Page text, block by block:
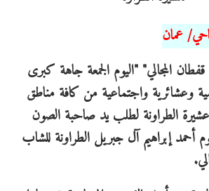
عمان
المجالي" "اليوم الجمعة جاهة كبرى
وعشائرية واجتماعية من كافة مناطق
الطراونة لطلب يد صاحبة الصون
أحمد إبراهيم آل جبريل الطراونة للشاب